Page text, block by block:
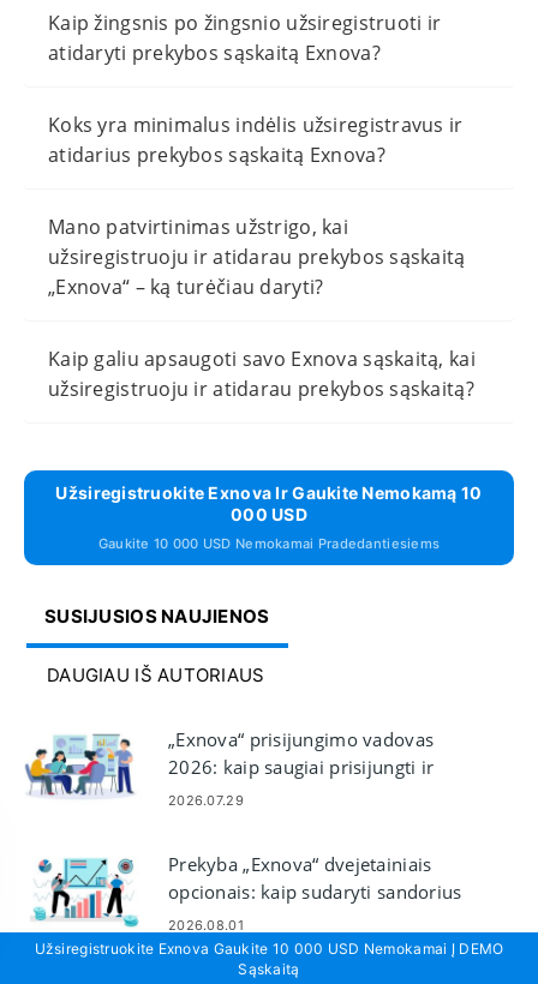
Kaip žingsnis po žingsnio užsiregistruoti ir
atidaryti prekybos sąskaitą Exnova?
Koks yra minimalus indėlis užsiregistravus ir
atidarius prekybos sąskaitą Exnova?
Mano patvirtinimas užstrigo, kai
užsiregistruoju ir atidarau prekybos sąskaitą
„Exnova“ – ką turėčiau daryti?
Kaip galiu apsaugoti savo Exnova sąskaitą, kai
užsiregistruoju ir atidarau prekybos sąskaitą?
Užsiregistruokite Exnova Ir Gaukite Nemokamą 10
000 USD
Gaukite 10 000 USD Nemokamai Pradedantiesiems
SUSIJUSIOS NAUJIENOS
DAUGIAU IŠ AUTORIAUS
„Exnova“ prisijungimo vadovas
2026: kaip saugiai prisijungti ir
pasiekti paskyrą
2026.07.29
Prekyba „Exnova“ dvejetainiais
opcionais: kaip sudaryti sandorius
ir valdyti riziką
2026.08.01
Užsiregistruokite Exnova Gaukite 10 000 USD Nemokamai Į DEMO
Sąskaitą